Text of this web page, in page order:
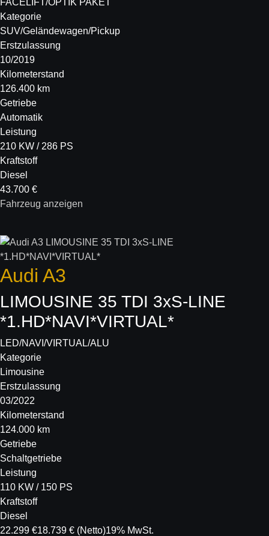
Kategorie
SUV/Geländewagen/Pickup
Erstzulassung
10/2019
Kilometerstand
126.400 km
Getriebe
Automatik
Leistung
210 KW / 286 PS
Kraftstoff
Diesel
43.700 €
Fahrzeug anzeigen
Audi A3
LIMOUSINE 35 TDI 3xS-LINE
*1.HD*NAVI*VIRTUAL*
LED/NAVI/VIRTUAL/ALU
Kategorie
Limousine
Erstzulassung
03/2022
Kilometerstand
124.000 km
Getriebe
Schaltgetriebe
Leistung
110 KW / 150 PS
Kraftstoff
Diesel
22.299 €18.739 € (Netto)19% MwSt.